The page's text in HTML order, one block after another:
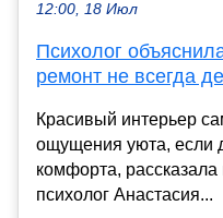
12:00, 18 Июл
Психолог
ремонт не всегда
Красивый интерьер
ощущения уюта, если
комфорта,
психолог Анастасия...